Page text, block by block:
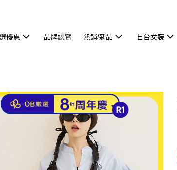
優惠 品牌總覽 熱銷/新品 日台女裝